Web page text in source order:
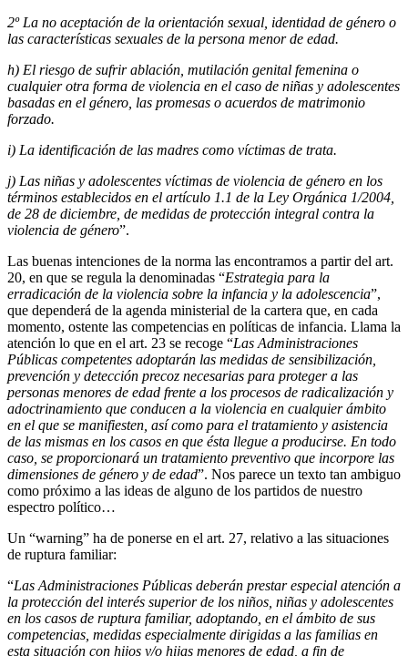
2º La no aceptación de la orientación sexual, identidad de género o
las características sexuales de la persona menor de edad.
h) El riesgo de sufrir ablación, mutilación genital femenina o
cualquier otra forma de violencia en el caso de niñas y adolescentes
basadas en el género, las promesas o acuerdos de matrimonio
forzado.
i) La identificación de las madres como víctimas de trata.
j) Las niñas y adolescentes víctimas de violencia de género en los
términos establecidos en el artículo 1.1 de la Ley Orgánica 1/2004,
de 28 de diciembre, de medidas de protección integral contra la
violencia de género”.
Las buenas intenciones de la norma las encontramos a partir del art.
20, en que se regula la denominadas “Estrategia para la
erradicación de la violencia sobre la infancia y la adolescencia”,
que dependerá de la agenda ministerial de la cartera que, en cada
momento, ostente las competencias en políticas de infancia. Llama la
atención lo que en el art. 23 se recoge “Las Administraciones
Públicas competentes adoptarán las medidas de sensibilización,
prevención y detección precoz necesarias para proteger a las
personas menores de edad frente a los procesos de radicalización y
adoctrinamiento que conducen a la violencia en cualquier ámbito
en el que se manifiesten, así como para el tratamiento y asistencia
de las mismas en los casos en que ésta llegue a producirse. En todo
caso, se proporcionará un tratamiento preventivo que incorpore las
dimensiones de género y de edad”. Nos parece un texto tan ambiguo
como próximo a las ideas de alguno de los partidos de nuestro
espectro político…
Un “warning” ha de ponerse en el art. 27, relativo a las situaciones
de ruptura familiar:
“Las Administraciones Públicas deberán prestar especial atención a
la protección del interés superior de los niños, niñas y adolescentes
en los casos de ruptura familiar, adoptando, en el ámbito de sus
competencias, medidas especialmente dirigidas a las familias en
esta situación con hijos y/o hijas menores de edad, a fin de